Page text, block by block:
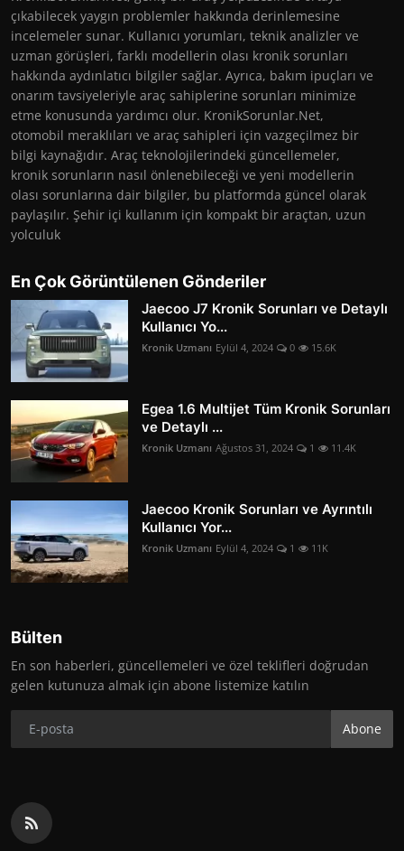
çıkabilecek yaygın problemler hakkında derinlemesine
incelemeler sunar. Kullanıcı yorumları, teknik analizler ve
uzman görüşleri, farklı modellerin olası kronik sorunları
hakkında aydınlatıcı bilgiler sağlar. Ayrıca, bakım ipuçları ve
onarım tavsiyeleriyle araç sahiplerine sorunları minimize
etme konusunda yardımcı olur. KronikSorunlar.Net,
otomobil meraklıları ve araç sahipleri için vazgeçilmez bir
bilgi kaynağıdır. Araç teknolojilerindeki güncellemeler,
kronik sorunların nasıl önlenebileceği ve yeni modellerin
olası sorunlarına dair bilgiler, bu platformda güncel olarak
paylaşılır. Şehir içi kullanım için kompakt bir araçtan, uzun
yolculuk
En Çok Görüntülenen Gönderiler
Jaecoo J7 Kronik Sorunları ve Detaylı
Kullanıcı Yo...
Kronik Uzmanı Eylül 4, 2024 0 15.6K
Egea 1.6 Multijet Tüm Kronik Sorunları
ve Detaylı ...
Kronik Uzmanı Ağustos 31, 2024 1 11.4K
Jaecoo Kronik Sorunları ve Ayrıntılı
Kullanıcı Yor...
Kronik Uzmanı Eylül 4, 2024 1 11K
Bülten
En son haberleri, güncellemeleri ve özel teklifleri doğrudan
gelen kutunuza almak için abone listemize katılın
Abone